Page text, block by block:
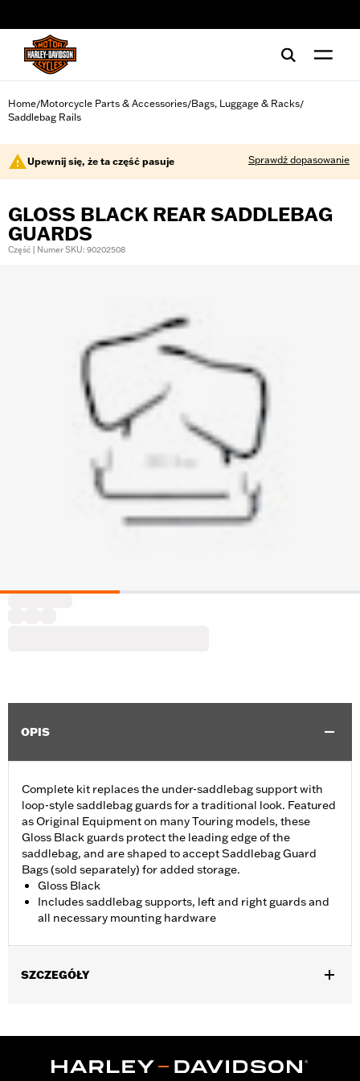
Home/Motorcycle Parts & Accessories/Bags, Luggage & Racks/
Saddlebag Rails
Upewnij się, że ta część pasuje Sprawdź dopasowanie
GLOSS BLACK REAR SADDLEBAG
GUARDS
Część | Numer SKU: 90202508
OPIS
Complete kit replaces the under-saddlebag support with
loop-style saddlebag guards for a traditional look. Featured
as Original Equipment on many Touring models, these
Gloss Black guards protect the leading edge of the
saddlebag, and are shaped to accept Saddlebag Guard
Bags (sold separately) for added storage.
Gloss Black
Includes saddlebag supports, left and right guards and
all necessary mounting hardware
SZCZEGÓŁY
with Saddlebag Guard Rails 90201902 and 90201903.